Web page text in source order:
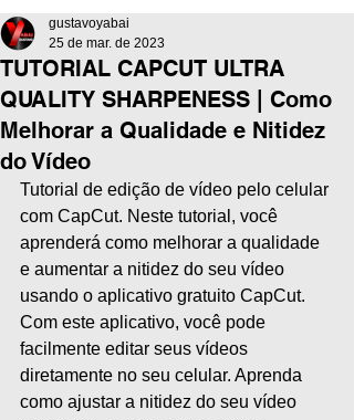
TUTORIAL CAPCUT ULTRA
QUALITY SHARPENESS | Como
Melhorar a Qualidade e Nitidez
do Vídeo
gustavoyabai
25 de mar. de 2023
Tutorial de edição de vídeo pelo celular
com CapCut. Neste tutorial, você
aprenderá como melhorar a qualidade
e aumentar a nitidez do seu vídeo
usando o aplicativo gratuito CapCut.
Com este aplicativo, você pode
facilmente editar seus vídeos
diretamente no seu celular. Aprenda
como ajustar a nitidez do seu vídeo